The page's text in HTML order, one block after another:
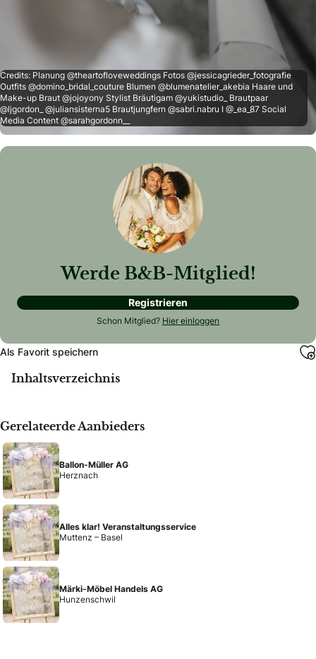
Credits: Planung @theartofloveweddings Fotos @jessicagrieder_fotografie
Outfits @domino_bridal_couture Blumen @blumenatelier_akebia Haare und
Make-up Braut @jojoyony Stylist Bräutigam @yukistudio_ Brautpaar
@ljgordon_ @juliansisterna5 Brautjungfern @sabri.nabru I @_ea_87 Social
Media Content @sarahgordonn__
Werde B&B-Mitglied!
Registrieren
Schon Mitglied? Hier einloggen
Als Favorit speichern
Inhaltsverzeichnis
Gerelateerde Aanbieders
Ballon-Müller AG
Herznach
Alles klar! Veranstaltungsservice
Muttenz – Basel
Märki-Möbel Handels AG
Hunzenschwil